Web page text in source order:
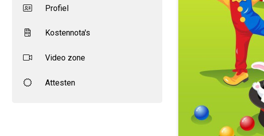
Profiel
Kostennota's
Video zone
Attesten